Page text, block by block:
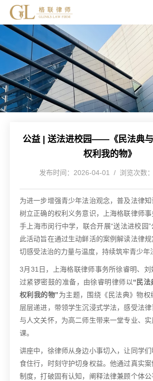
公益 | 送法进校园——《民法典
权利我的物》
发布时间：2026-04-01 / 浏览次数
为进一步增强青少年法治观念，普及法律
树立正确的权利义务意识，上海格联律师
手上海市闵行中学，联合开展“送法进校园”
此活动旨在通过生动鲜活的案例解读法律
切感受法治的力量与温度，持续筑牢青少年
3月31日，上海格联律师事务所徐睿明、
过紧锣密鼓的准备，由徐睿明律师以“民法
权利我的物”为主题，围绕《民法典》物权
层层递进，带领学生沉浸式学法，感受法
与人文关怀，为高二师生带来一堂专业、
课。
讲座中，徐律师从身边小事切入，让同学
食住行，时刻守护切身权益。他通过真实
制度，打破固有认知，阐释法律兼顾个体